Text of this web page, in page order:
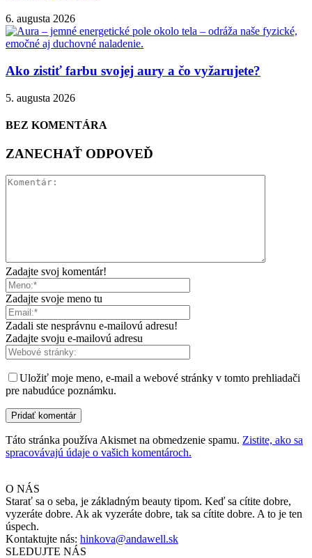
6. augusta 2026
Ako zistiť farbu svojej aury a čo vyžarujete?
5. augusta 2026
BEZ KOMENTÁRA
ZANECHAŤ ODPOVEĎ
Zadajte svoj komentár!
Zadajte svoje meno tu
Zadali ste nesprávnu e-mailovú adresu!
Zadajte svoju e-mailovú adresu
Uložiť moje meno, e-mail a webové stránky v tomto prehliadači
pre nabudúce poznámku.
Táto stránka používa Akismet na obmedzenie spamu. Zistite, ako sa
spracovávajú údaje o vašich komentároch.
O NÁS
Starať sa o seba, je základným beauty tipom. Keď sa cítite dobre,
vyzeráte dobre. Ak ak vyzeráte dobre, tak sa cítite dobre. A to je ten
úspech.
Kontaktujte nás: hinkova@andawell.sk
SLEDUJTE NÁS